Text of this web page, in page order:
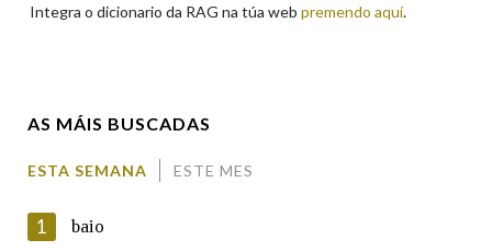
Integra o dicionario da RAG na túa web premendo aquí.
AS MÁIS BUSCADAS
ESTA SEMANA ESTE MES
1 baio